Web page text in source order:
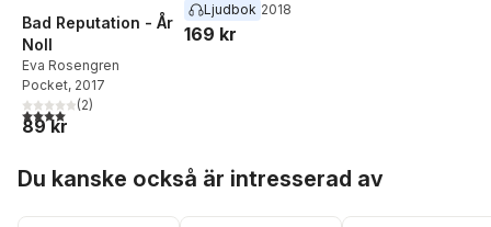
Bad Reputation - År
Noll
Eva Rosengren
Pocket, 2017
4,0utav 5 stjärnor. Totalt antal röster:
(2)
89 kr
Ljudbok 2018
169 kr
Du kanske också är intresserad av